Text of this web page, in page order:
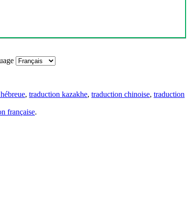
, traduction kazakhe, traduction chinoise, traduction
française.